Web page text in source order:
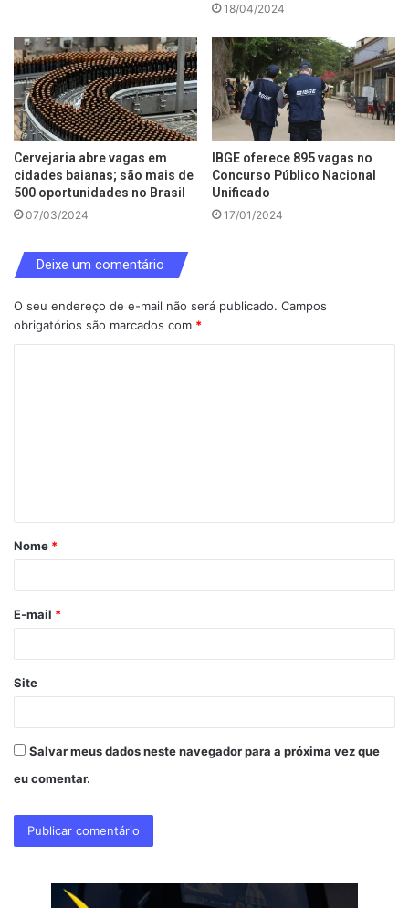
18/04/2024
Cervejaria abre vagas em
cidades baianas; são mais de
500 oportunidades no Brasil
07/03/2024
IBGE oferece 895 vagas no
Concurso Público Nacional
Unificado
17/01/2024
Deixe um comentário
O seu endereço de e-mail não será publicado. Campos
obrigatórios são marcados com *
á
r
*
Nome *
E-mail *
Site
Salvar meus dados neste navegador para a próxima vez que
eu comentar.